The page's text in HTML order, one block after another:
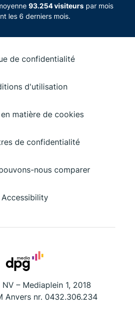
93.254 visiteurs par mois
les 6 derniers mois.
de confidentialité
d'utilisation
matière de cookies
de confidentialité
nous comparer
Accessibility
– Mediaplein 1, 2018
Anvers nr. 0432.306.234